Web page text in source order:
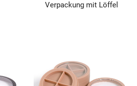
Verpackung mit Löffel